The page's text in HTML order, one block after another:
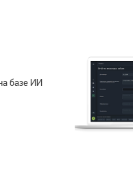
базе ИИ